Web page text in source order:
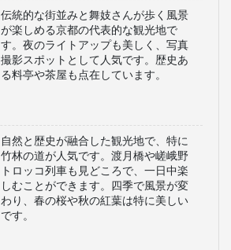
伝統的な街並みと舞妓さんが歩く風景
が楽しめる京都の代表的な観光地で
す。夜のライトアップも美しく、写真
撮影スポットとして人気です。歴史あ
る料亭や茶屋も点在しています。
自然と歴史が融合した観光地で、特に
竹林の道が人気です。渡月橋や嵯峨野
トロッコ列車も見どころで、一日中楽
しむことができます。四季で風景が変
わり、春の桜や秋の紅葉は特に美しい
です。